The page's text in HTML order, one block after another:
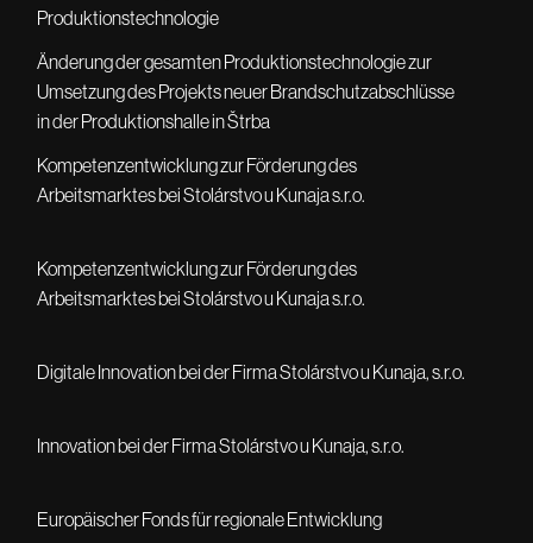
Produktionstechnologie
Änderung der gesamten Produktionstechnologie zur
Umsetzung des Projekts neuer Brandschutzabschlüsse
in der Produktionshalle in Štrba
Kompetenzentwicklung zur Förderung des
Arbeitsmarktes bei Stolárstvo u Kunaja s.r.o.
Kompetenzentwicklung zur Förderung des
Arbeitsmarktes bei Stolárstvo u Kunaja s.r.o.
Digitale Innovation bei der Firma Stolárstvo u Kunaja, s.r.o.
Innovation bei der Firma Stolárstvo u Kunaja, s.r.o.
Europäischer Fonds für regionale Entwicklung